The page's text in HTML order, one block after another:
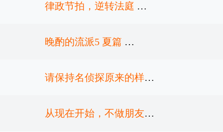
织犯罪对策课 第3集
律政节拍，逆转法庭
第2集
晚酌的流派5 夏篇
第5集
请保持名侦探原来的样子
第3集
从现在开始，不做朋友了